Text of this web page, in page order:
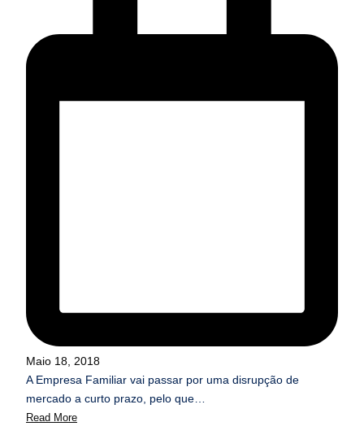
Maio 18, 2018
A Empresa Familiar vai passar por uma disrupção de
mercado a curto prazo, pelo que…
Read More